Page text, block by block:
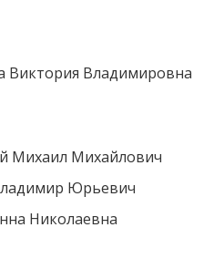
Владимировна
Михаил Михайлович
Юрьевич
Николаевна